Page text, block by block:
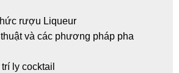
rượu Liqueur
và các phương pháp pha
ly cocktail